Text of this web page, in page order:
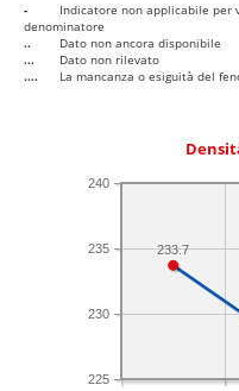
-
Indicatore non applicabile per
denominatore
..
Dato non ancora disponibile
...
Dato non rilevato
....
La mancanza o esiguità del
225
230
235
240
233.7